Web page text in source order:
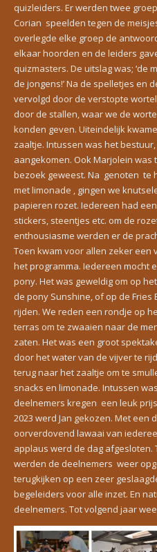
quizleiders. Er werden twee
Corian speelden tegen de
overlegde elke groep de
elkaar hoorden en de leiders
quizmasters. De uitslag was; ‘de
de jongens!’ Na de spelletjes en
vervolgd door de verstopte
door de stallen, waar we de
konden geven. Uiteindelijk
zaaltje. Intussen was het bestuur,
aangekomen. Ook Marjolein
bezoek geweest. Na genoten te
met limonade , gingen we
papieren rozet. Iedereen had
stickers, steentjes etc. om de
enthousiasme werden er de
Toen kwam voor allen zeker een
het programma. Iedereen mocht
pony. Het was geweldig om op
de pony Sunshine, of op de
rijden. We reden een rondje op
terras om te zwaaien naar de
zaten. Het was een groot
door het water van de vijver te
terug naar het zaaltje om te
snacks en limonade. Intussen
deelnemers kregen een leuk
2023 werd Jan gekozen. Met een
oorverdovend lawaai van
applaus werd de dag afgesloten.
werden de deelnemers weer
terugkijken op een zeer
begeleiders voor alle inzet. En
deelnemers. Tot volgend jaar